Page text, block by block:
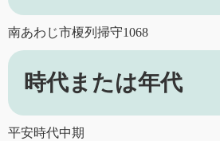
南あわじ市榎列掃守1068
時代または年代
平安時代中期